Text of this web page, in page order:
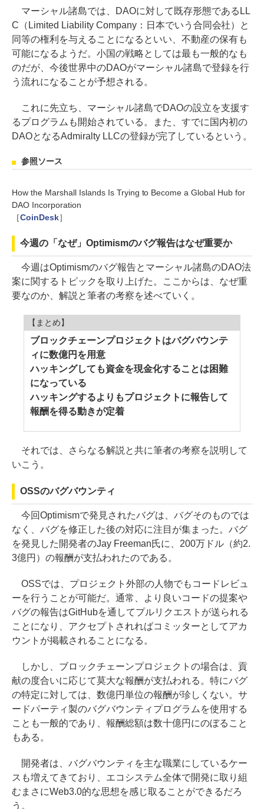
マーシャル諸島では、DAOに対して既存形態であるLL
C（Limited Liability Company：日本でいう合同会社）と
同等の権利を与えることになるといい、不動産の保有も
可能になるようだ。小国の戦略としては最も一般的なも
のだが、今後世界中のDAOがマーシャル諸島で登録を行
う流れになることが予想される。
これに先立ち、マーシャル諸島でDAOの設立を支援す
るプログラムも開始されている。また、すでに国内初の
DAOとなるAdmiralty LLCの登録が完了しているという。
参照ソース
How the Marshall Islands Is Trying to Become a Global Hub for
DAO Incorporation
［CoinDesk］
今週の「なぜ」Optimismのバグ報告はなぜ重要か
今週はOptimismのバグ報告とマーシャル諸島のDAO法
案に関するトピックを取り上げた。ここからは、なぜ重
要なのか、解説と筆者の考察を述べていく。
【まとめ】
ブロックチェーンプロジェクトはバグバウンテ
ィに数億円を用意
ハッキングしても資金を現金化することは困難
になっている
ハッキングするよりもプロジェクトに報告して
報酬を得る動きが定着
それでは、さらなる解説と共に筆者の考察を説明して
いこう。
OSSのバグバウンティ
今回Optimismで発見されたバグは、バグそのものでは
なく、バグを修正した後の対応に注目が集まった。バグ
を発見した開発者のJay Freeman氏に、200万ドル（約2.
3億円）の報酬が支払われたのである。
OSSでは、プロジェクト外部の人物でもコードレビュ
ーを行うことが可能だ。通常、より良いコードの提案や
バグの報告はGitHubを通してプルリクエストが送られる
ことになり、アクセプトされればコミッターとしてアカ
ウントが掲載されることになる。
しかし、ブロックチェーンプロジェクトの場合は、貢
献の度合いに応じて莫大な報酬が支払われる。特にバグ
の特定に対しては、数億円単位の報酬が珍しくない。サ
ードパーティ製のバグバウンティプログラムを使用する
ことも一般的であり、報酬総額は数十億円にのぼること
もある。
開発者は、バグバウンティを主な職業にしているケー
スも増えてきており、エコシステム全体で開発に取り組
むまさにWeb3.0的な思想を感じ取ることができるだろ
う。